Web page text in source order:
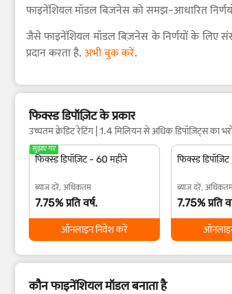
फाइनेंशियल मॉडल बिज़नेस को समझ-आधारित
जैसे फाइनेंशियल मॉडल बिज़नेस के निर्णयों के लिए
प्रदान करता है. अभी बुक करें.
फिक्स्ड डिपॉज़िट के प्रकार
उच्चतम क्रेडिट रेटिंग | 1.4 मिलियन से अधिक डिपॉज़िट्स का
सुझाए गए
फिक्स्ड डिपॉज़िट - 60 महीने
ब्याज दरें, अधिकतम
7.75% प्रति वर्ष.
ऑनलाइन निवेश करें
फिक्स्ड
ब्याज दरें,
7.75% प्रति
कौन फाइनेंशियल मॉडल बनाता है